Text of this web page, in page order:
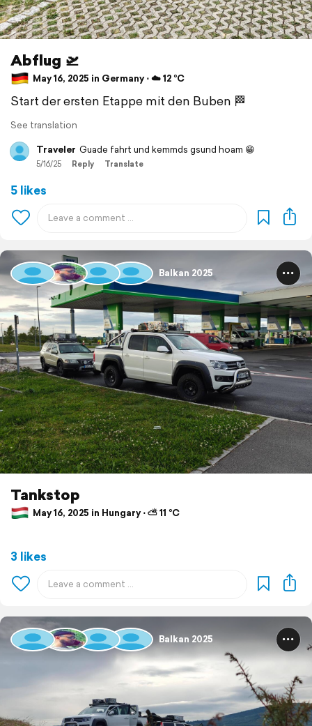
Abflug 🛫
May 16, 2025 in Germany ⋅ ☁️ 12 °C
Start der ersten Etappe mit den Buben 🏁
See translation
Traveler Guade fahrt und kemmds gsund hoam 😁
5/16/25 Reply Translate
5 likes
Balkan 2025
Tankstop
May 16, 2025 in Hungary ⋅ ⛅ 11 °C
3 likes
Balkan 2025